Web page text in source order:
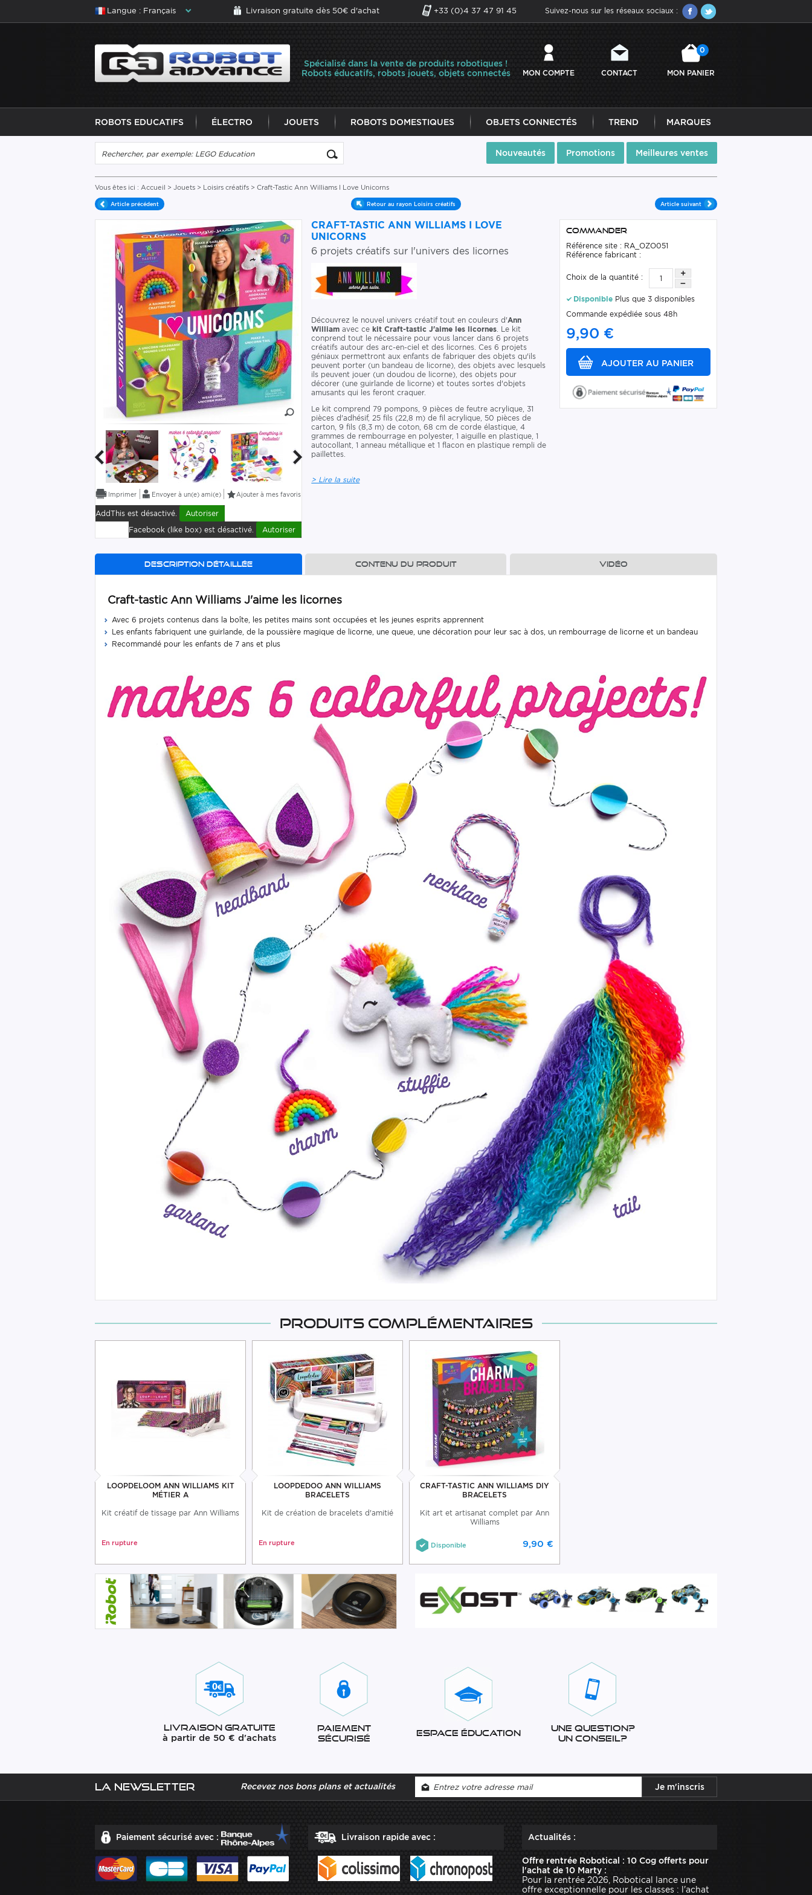
Langue : Français Livraison gratuite dès 50€ d'achat +33 (0)4 37 47 91 45 Suivez-nous sur les réseaux sociaux :
Spécialisé dans la vente de produits robotiques !
Robots éducatifs, robots jouets, objets connectés
MON COMPTE CONTACT MON PANIER
0
ROBOTS EDUCATIFS ÉLECTRO JOUETS ROBOTS DOMESTIQUES OBJETS CONNECTÉS TREND MARQUES
Nouveautés Promotions Meilleures ventes
Vous êtes ici : Accueil > Jouets > Loisirs créatifs > Craft-Tastic Ann Williams I Love Unicorns
Article précédent Retour au rayon Loisirs créatifs Article suivant
Envoyer à un(e) ami(e) Ajouter à mes favoris
AddThis est désactivé.
Autoriser
Facebook (like box) est désactivé.
Autoriser
CRAFT-TASTIC ANN WILLIAMS I LOVE
UNICORNS
6 projets créatifs sur l'univers des licornes
Découvrez le nouvel univers créatif tout en couleurs d'Ann
William avec cekit Craft-tastic J'aime les licornes. Le kit
conprend tout le nécessaire pour vous lancer dans 6 projets
créatifs autour des arc-en-ciel et des licornes. Ces 6 projets
géniaux permettront aux enfants de fabriquer des objets qu'ils
peuvent porter (un bandeau de licorne), des objets avec lesquels
ils peuvent jouer (un doudou de licorne), des objets pour
décorer (une guirlande de licorne) et toutes sortes d'objets
amusants qui les feront craquer.
Le kit comprend 79 pompons, 9 pièces de feutre acrylique, 31
pièces d'adhésif, 25 fils (22,8 m) de fil acrylique, 50 pièces de
carton, 9 fils (8,3 m) de coton, 68 cm de corde élastique, 4
grammes de rembourrage en polyester, 1 aiguille en plastique, 1
autocollant, 1 anneau métallique et 1 flacon en plastique rempli de
paillettes.
> Lire la suite
Commander
Référence site : RA_OZO051
Référence fabricant :
Choix de la quantité :
Disponible Plus que 3 disponibles
Commande expédiée sous 48h
9,90 €
Description détaillée Contenu du produit Vidéo
Craft-tastic Ann Williams J'aime les licornes
Avec 6 projets contenus dans la boîte, les petites mains sont occupées et les jeunes esprits apprennent
Les enfants fabriquent une guirlande, de la poussière magique de licorne, une queue, une décoration pour leur sac à dos, un rembourrage de licorne et un bandeau
Recommandé pour les enfants de 7 ans et plus
Produits complémentaires
LOOPDELOOM ANN WILLIAMS KIT
MÉTIER A
Kit créatif de tissage par Ann Williams
En rupture
LOOPDEDOO ANN WILLIAMS
BRACELETS
Kit de création de bracelets d'amitié
En rupture
CRAFT-TASTIC ANN WILLIAMS DIY
BRACELETS
Kit art et artisanat complet par Ann
Williams
Disponible 9,90 €
Livraison gratuite
à partir de 50 € d'achats
Paiement
sécurisé
Espace éducation
Une question?
Un conseil?
La newsletter Recevez nos bons plans et actualités
Paiement sécurisé avec : Livraison rapide avec : Actualités :
Offre rentrée Robotical : 10 Cog offerts pour
l'achat de 10 Marty :
Pour la rentrée 2026, Robotical lance une
offre exceptionnelle pour les classes : l'achat